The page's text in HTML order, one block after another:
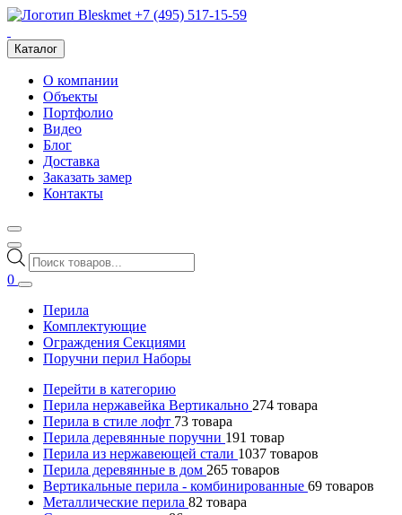
+7 (495) 517-15-59
Каталог
О компании
Объекты
Портфолио
Видео
Блог
Доставка
Заказать замер
Контакты
Поиск
товаров
0
Перила
Комплектующие
Ограждения Секциями
Поручни перил Наборы
Перейти в категорию
Перила нержавейка Вертикально 274 товара
Перила в стиле лофт 73 товара
Перила деревянные поручни 191 товар
Перила из нержавеющей стали 1037 товаров
Перила деревянные в дом 265 товаров
Вертикальные перила - комбинированные 69 товаров
Металлические перила 82 товара